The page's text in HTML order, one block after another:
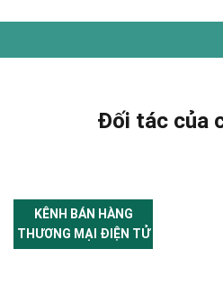
Đối tác của
KÊNH BÁN HÀNG
THƯƠNG MẠI ĐIỆN TỬ